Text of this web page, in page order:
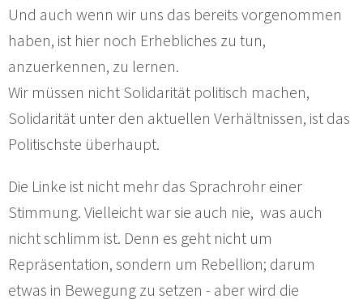
Und auch wenn wir uns das bereits vorgenommen
haben, ist hier noch Erhebliches zu tun,
anzuerkennen, zu lernen.
Wir müssen nicht Solidarität politisch machen,
Solidarität unter den aktuellen Verhältnissen, ist das
Politischste überhaupt.
Die Linke ist nicht mehr das Sprachrohr einer
Stimmung. Vielleicht war sie auch nie, was auch
nicht schlimm ist. Denn es geht nicht um
Repräsentation, sondern um Rebellion; darum
etwas in Bewegung zu setzen - aber wird die